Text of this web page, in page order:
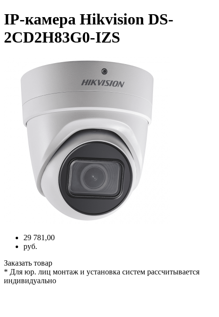
IP-камера Hikvision DS-
2CD2H83G0-IZS
29 781,00
руб.
Заказать товар
* Для юр. лиц монтаж и установка систем рассчитывается
индивидуально